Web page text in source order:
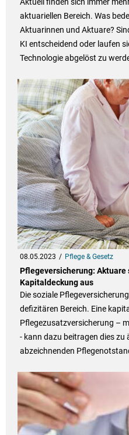
Aktuell finden sich immer
aktuariellen Bereich. Was
Aktuarinnen und Aktuare?
KI entscheidend oder laufen
Technologie abgelöst zu
08.05.2023 Pflege & Gesetz
Pflegeversicherung: Aktuare
Kapitaldeckung aus
Die soziale
defizitären Bereich. Eine
Pflegezusatzversicherung –
- kann dazu beitragen dies zu
abzeichnenden